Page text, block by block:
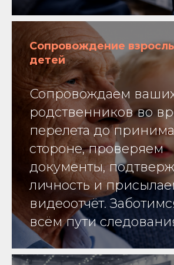
Сопровождение
детей
Сопровождаем
родственников во
перелета до
стороне, проверяем
документы,
личность и
видеоотчёт.
всём пути